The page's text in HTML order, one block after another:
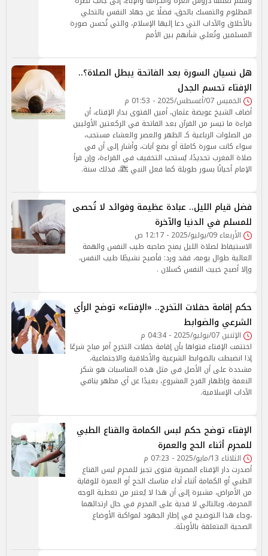
المظلوم والتمسك بالحق، فضلًا عن جهاد النفس بالتحلي
بالأخلاق والآداب التي دعا إليها الإسلام، والتي تُحسن صورة
المسلمين وتُعلي شأنهم بين الأمم
هل نسيان السورة بعد الفاتحة يبطل الصلاة؟..
الإفتاء تحسم الجدل
الخميس 07/أغسطس/2025 - 01:53 م
أضاف الشيخ عويضة عثمان، أمين الفتوى بدار الإفتاء، أن
قراءة ما تيسر من القرآن بعد الفاتحة في الركعتين الأوليين
من الصلوات الرباعية كـ الظهر والعصر والعشاء مستحب،
سواء كانت سورة كاملة أو بضع آيات، وأشار إلى أن في
صلاة المغرب تحديدًا، يُستحب التخفيف في القراءة، وإن قرأ
الإمام أحيانًا بسور طويلة كما فعل النبي ﷺ، فذلك سنة.
فضل قيام الليل.. عبادة عظيمة وفوائد لا تُحصى
للمسلم في الدنيا والآخرة
الأربعاء 09/يوليو/2025 - 12:17 ص
الاستيقاظ لصلاة الليل يمنح صاحبه طيب النفس والهمة
العالية طوال يومه، فقد ورد: فأصبح نشيطًا طيب النفس،
وإلا أصبح خبيث النفس كسلان .
حكم إقامة حفلات التخرج.. «الإفتاء» توضح الرأي
الشرعي والضوابط
الإثنين 07/يوليو/2025 - 04:34 م
اختتمت الإفتاء فتواها بأن إقامة حفلات التخرج أمر مباح شرعًا
إذا انضبطت بالضوابط الشرعية والأخلاقية والاجتماعية،
مشددة على أن الأصل في مثل هذه المناسبات هو شكر
النعمة وإظهار الفرح المشروع، بعيدًا عن أي مظهر ينافي
الآداب الإسلامية.
الإفتاء توضح حكم لبس الكمامة والقناع الطبي
للمحرِم أثناء الحج والعمرة
الثلاثاء 13/مايو/2025 - 07:23 م
أصدرت دار الإفتاء المصرية فتوى تجيز للمحرِم لبس القناع
الطبي أو الكمامة أثناء أداء مناسك الحج أو العمرة للوقاية
من الأمراض، مشيرة إلى أن هذا لا يُعتبر من تغطية الوجه
المحرمة، وبالتالي لا فدية على المحرم في حال ارتدائهما
،وجاء هذا التوضيح في إطار الجهود لمواكبة الأوضاع
الصحية المتعلقة بالأوبئة.